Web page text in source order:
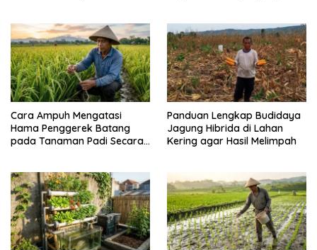
Cara Ampuh Mengatasi
Hama Penggerek Batang
pada Tanaman Padi Secara
Panduan Lengkap Budidaya
Jagung Hibrida di Lahan
Kering agar Hasil Melimpah